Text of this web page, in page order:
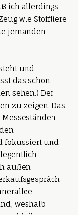
ich allerdings
wie Stofftiere
jemanden
und
das schon.
sehen.) Der
zu zeigen. Das
fokussiert und
außen
weshalb